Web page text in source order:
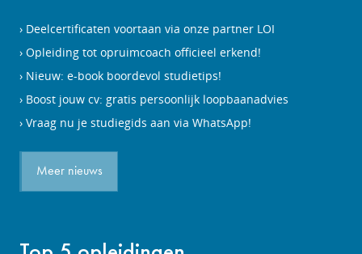
Deelcertificaten voortaan via onze partner LOI
Opleiding tot opruimcoach officieel erkend!
Nieuw: e-book boordevol studietips!
Boost jouw cv: gratis persoonlijk loopbaanadvies
Vraag nu je studiegids aan via WhatsApp!
Meer nieuws